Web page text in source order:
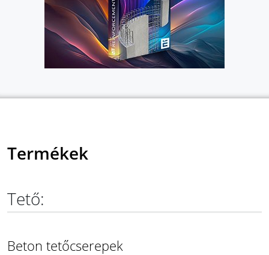
Termékek
Tető:
Beton tetőcserepek